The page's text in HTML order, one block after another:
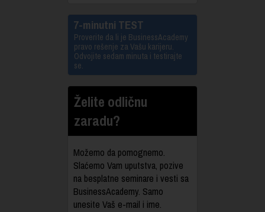
7-minutni TEST
Proverite da li je BusinessAcademy
pravo rešenje za Vašu karijeru.
Odvojite sedam minuta i testirajte
se.
Želite odličnu
zaradu?
Možemo da pomognemo.
Slaćemo Vam uputstva, pozive
na besplatne seminare i vesti sa
BusinessAcademy. Samo
unesite Vaš e-mail i ime.